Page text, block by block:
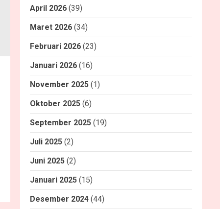
April 2026 (39)
Maret 2026 (34)
Februari 2026 (23)
Januari 2026 (16)
November 2025 (1)
Oktober 2025 (6)
September 2025 (19)
Juli 2025 (2)
Juni 2025 (2)
Januari 2025 (15)
Desember 2024 (44)